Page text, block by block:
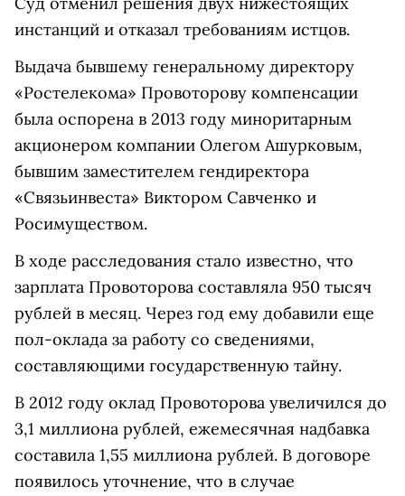
инстанций и отказал требованиям истцов.
Выдача бывшему генеральному директору
«Ростелекома» Провоторову компенсации
была оспорена в 2013 году миноритарным
акционером компании Олегом Ашурковым,
бывшим заместителем гендиректора
«Связьинвеста» Виктором Савченко и
Росимуществом.
В ходе расследования стало известно, что
зарплата Провоторова составляла 950 тысяч
рублей в месяц. Через год ему добавили еще
пол-оклада за работу со сведениями,
составляющими государственную тайну.
В 2012 году оклад Провоторова увеличился до
3,1 миллиона рублей, ежемесячная надбавка
составила 1,55 миллиона рублей. В договоре
появилось уточнение, что в случае